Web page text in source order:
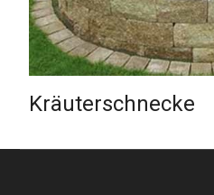
Kräuterschnecke